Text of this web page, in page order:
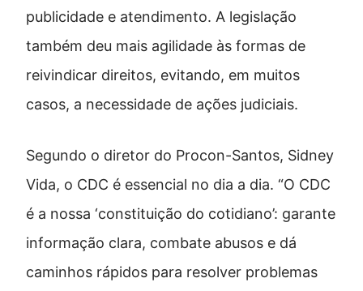
publicidade e atendimento. A legislação
também deu mais agilidade às formas de
reivindicar direitos, evitando, em muitos
casos, a necessidade de ações judiciais.
Segundo o diretor do Procon-Santos, Sidney
Vida, o CDC é essencial no dia a dia. “O CDC
é a nossa ‘constituição do cotidiano’: garante
informação clara, combate abusos e dá
caminhos rápidos para resolver problemas